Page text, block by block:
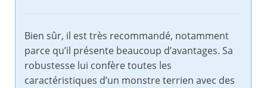
Bien sûr, il est très recommandé, notamment
parce qu’il présente beaucoup d’avantages. Sa
robustesse lui confère toutes les
caractéristiques d’un monstre terrien avec des